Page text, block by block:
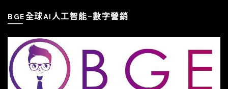
BGE全球AI人工智能–數字營銷